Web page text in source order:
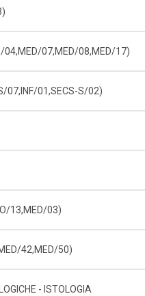
04,MED/07,MED/08,MED/17)
07,INF/01,SECS-S/02)
13,MED/03)
42,MED/50)
- ISTOLOGIA